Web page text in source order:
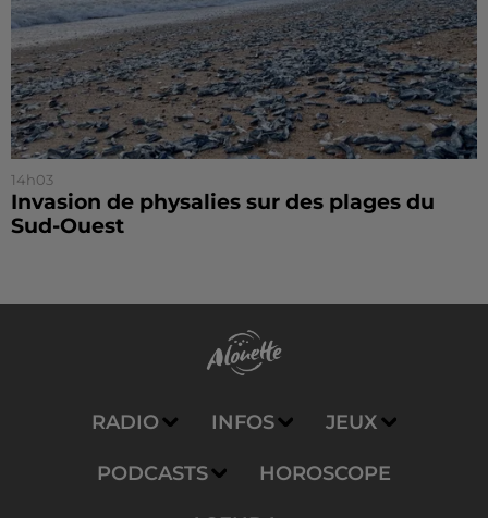
14h03
Invasion de physalies sur des plages du
Sud-Ouest
RADIO INFOS JEUX
PODCASTS HOROSCOPE